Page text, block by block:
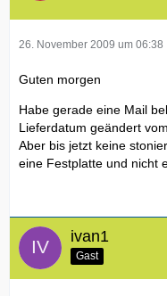
26. November 2009 um 06:38
Guten morgen
Habe gerade eine Mail
Lieferdatum geändert
Aber bis jetzt keine
eine Festplatte und nicht
ivan1
Gast